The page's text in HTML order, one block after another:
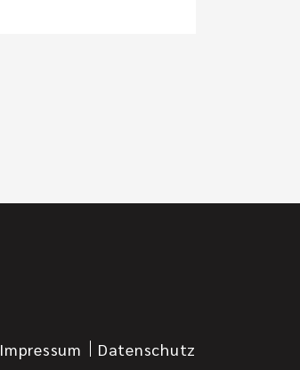
Impressum Datenschutz